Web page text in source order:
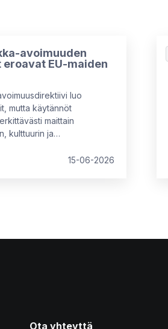
avoimuuden
EU-maiden
luo
mutta käytännöt
maittain
kulttuurin ja
keskeisiä eroja muun
15-06-2026
Ota yhteyttä